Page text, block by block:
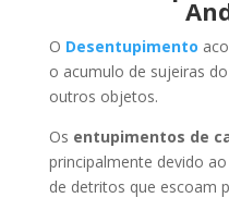
O Desentupimento
o acumulo de sujeiras
outros objetos.
Os entupimentos de
principalmente devido
de detritos que escoam